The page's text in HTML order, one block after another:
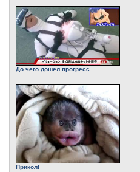
До чего дошёл прогресс
Прикол!